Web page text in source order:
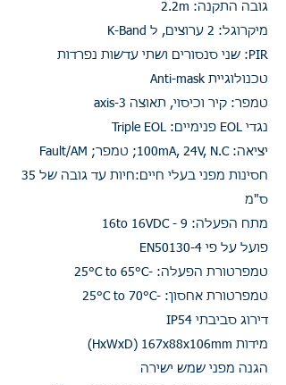
גובה התקנה: 2.2m
מיקרוגל: 2 ערוצים, ל K-Band
PIR: שני סנסורים ושתי עדשות נפרדות
טכנולוגיית Anti-mask
טמפר: קיר וכיסוי, תאוצה 3-axis
נגדי EOL פנימיים: Triple EOL
יציאה: 100mA, 24V, N.C; טמפר; Fault/AM
חסינות מפני בעלי חיים:חיות עד גובה של 35
ס"מ
מתח הפעלה: 9 - 16to 16VDC
פועל על פי EN50130-4
טמפרטורת הפעלה: -25°C to 65°C
טמפרטורת אחסון: -25°C to 70°C
דירוג סביבתי IP54
מידות HxWxD) 167x88x106mm)
הגנה מפני שמש ישירה